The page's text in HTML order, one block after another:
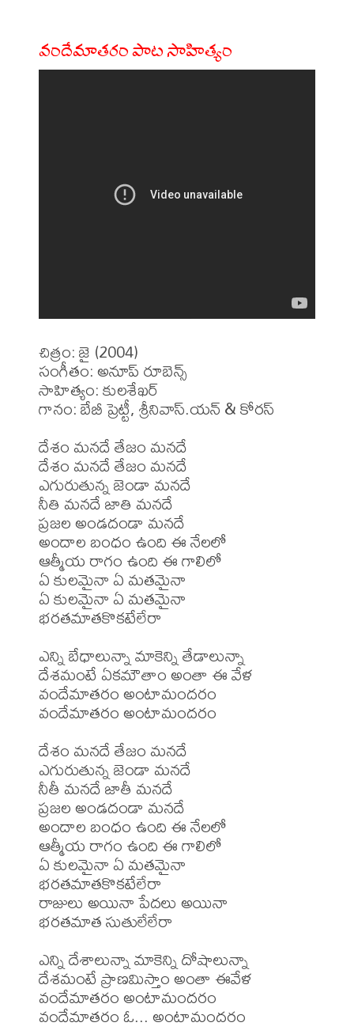
వందేమాతరం పాట సాహిత్యం
చిత్రం: జై (2004)
సంగీతం: అనూప్ రూబెన్స్
సాహిత్యం: కులశేఖర్
గానం: బేబీ ప్రెట్టీ, శ్రీనివాస్.యన్ & కోరస్
దేశం మనదే తేజం మనదే
దేశం మనదే తేజం మనదే
ఎగురుతున్న జెండా మనదే
నీతి మనదే జాతి మనదే
ప్రజల అండదండా మనదే
అందాల బంధం ఉంది ఈ నేలలో
ఆత్మీయ రాగం ఉంది ఈ గాలిలో
ఏ కులమైనా ఏ మతమైనా
ఏ కులమైనా ఏ మతమైనా
భరతమాతకొకటేలేరా
ఎన్ని బేధాలున్నా మాకెన్ని తేడాలున్నా
దేశమంటే ఏకమౌతాం అంతా ఈ వేళ
వందేమాతరం అంటామందరం
వందేమాతరం అంటామందరం
దేశం మనదే తేజం మనదే
ఎగురుతున్న జెండా మనదే
నీతీ మనదే జాతీ మనదే
ప్రజల అండదండా మనదే
అందాల బంధం ఉంది ఈ నేలలో
ఆత్మీయ రాగం ఉంది ఈ గాలిలో
ఏ కులమైనా ఏ మతమైనా
భరతమాతకొకటేలేరా
రాజులు అయినా పేదలు అయినా
భరతమాత సుతులేలేరా
ఎన్ని దేశాలున్నా మాకెన్ని దోషాలున్నా
దేశమంటే ప్రాణమిస్తాం అంతా ఈవేళ
వందేమాతరం అంటామందరం
వందేమాతరం ఓ... అంటామందరం